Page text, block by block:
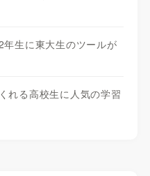
生に東大生のツールが
れる高校生に人気の学習